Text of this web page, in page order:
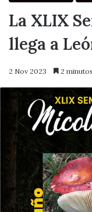
La XLIX
llega a
2 Nov 2023 2